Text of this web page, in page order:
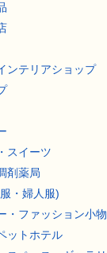
ンテリアショップ
スイーツ
剤薬局
・婦人服)
・ファッション小物
ットホテル